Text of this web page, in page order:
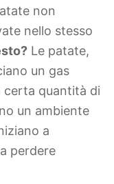
non
nello stesso
Le patate,
un gas
certa quantità di
un ambiente
a
perdere